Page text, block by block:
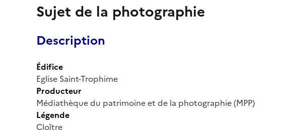
Sujet de la photographie
Description
Édifice
Eglise Saint-Trophime
Producteur
Médiathèque du patrimoine et de la photographie (MPP)
Légende
Cloître